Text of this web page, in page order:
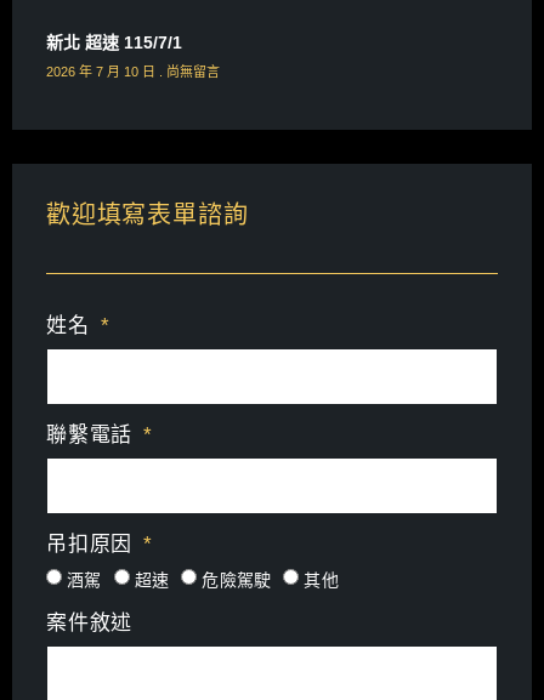
新北 超速 115/7/1
2026 年 7 月 10 日 尚無留言
歡迎填寫表單諮詢
姓名
聯繫電話
吊扣原因
酒駕 超速 危險駕駛 其他
案件敘述